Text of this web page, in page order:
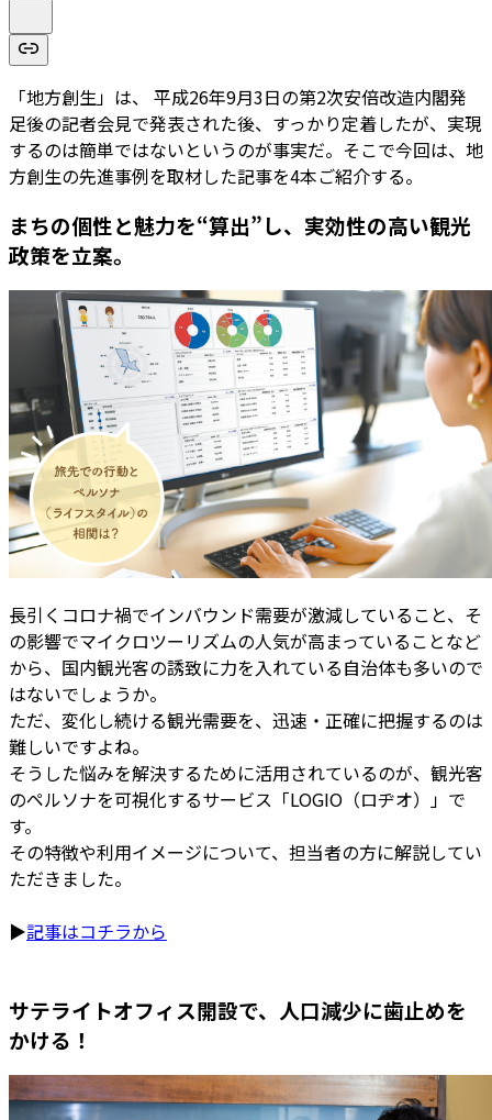
「地方創生」は、 平成26年9月3日の第2次安倍改造内閣発
足後の記者会見で発表された後、すっかり定着したが、実現
するのは簡単ではないというのが事実だ。そこで今回は、地
方創生の先進事例を取材した記事を4本ご紹介する。
まちの個性と魅力を“算出”し、実効性の高い観光
政策を立案。
長引くコロナ禍でインバウンド需要が激減していること、そ
の影響でマイクロツーリズムの人気が高まっていることなど
から、国内観光客の誘致に力を入れている自治体も多いので
はないでしょうか。
ただ、変化し続ける観光需要を、迅速・正確に把握するのは
難しいですよね。
そうした悩みを解決するために活用されているのが、観光客
のペルソナを可視化するサービス「LOGIO（ロヂオ）」で
す。
その特徴や利用イメージについて、担当者の方に解説してい
ただきました。
▶記事はコチラから
サテライトオフィス開設で、人口減少に歯止めを
かける！